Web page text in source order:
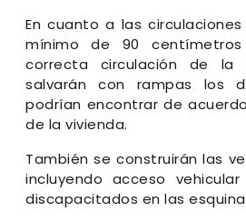
En cuanto a las
mínimo de 90
correcta circulación de la
salvarán con rampas los
podrían encontrar de
de la vivienda.
También se construirán las
incluyendo acceso
discapacitados en las